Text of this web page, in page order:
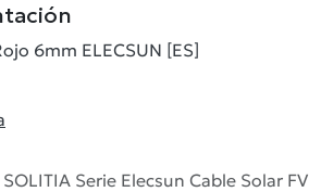
6mm ELECSUN [ES]
Serie Elecsun Cable Solar FV